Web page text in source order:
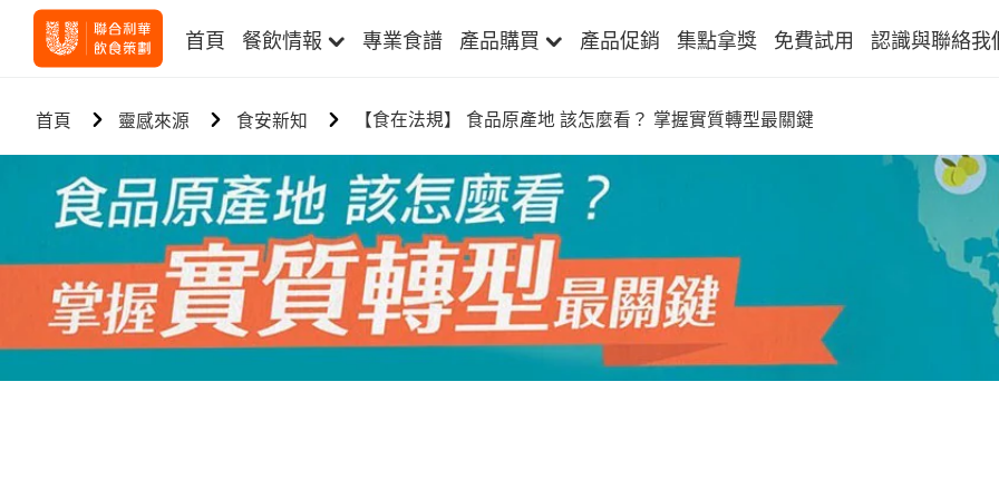
首頁 餐飲情報 專業食譜 產品購買 產品促銷 集點拿獎 免費試用 認識與聯絡我
首頁 靈感來源 食安新知 【食在法規】 食品原產地 該怎麼看？ 掌握實質轉型最關鍵